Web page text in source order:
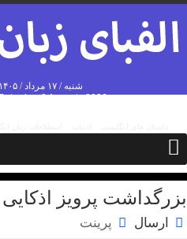
شنبه / ۱۷ مرداد / ۱۴۰۵
8 August , 2026
بزرگداشت پرویز
ارسال پرینت